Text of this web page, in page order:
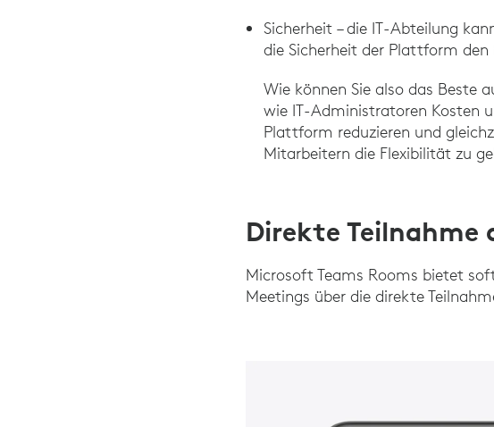
Sicherheit – die IT-Abteilung
die Sicherheit der Plattform
Wie können Sie also das Beste
wie IT-Administratoren Kosten
Plattform reduzieren und
Mitarbeitern die Flexibilität zu
Direkte Teilnahme
Microsoft Teams Rooms bietet
Meetings über die direkte